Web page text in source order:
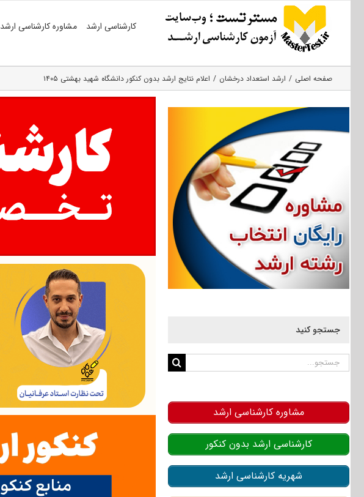
کارشناسی ارشد مشاوره کارشناسی ارشد
صفحه اصلی ارشد استعداد درخشان اعلام نتایج ارشد بدون کنکور دانشگاه شهید بهشتی ۱۴۰۵
جستجو کنید
جستجو
مشاوره کارشناسی ارشد
کارشناسی ارشد بدون کنکور
شهریه کارشناسی ارشد